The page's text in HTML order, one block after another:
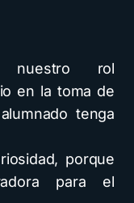
nuestro rol
en la toma de
tenga
porque
para el